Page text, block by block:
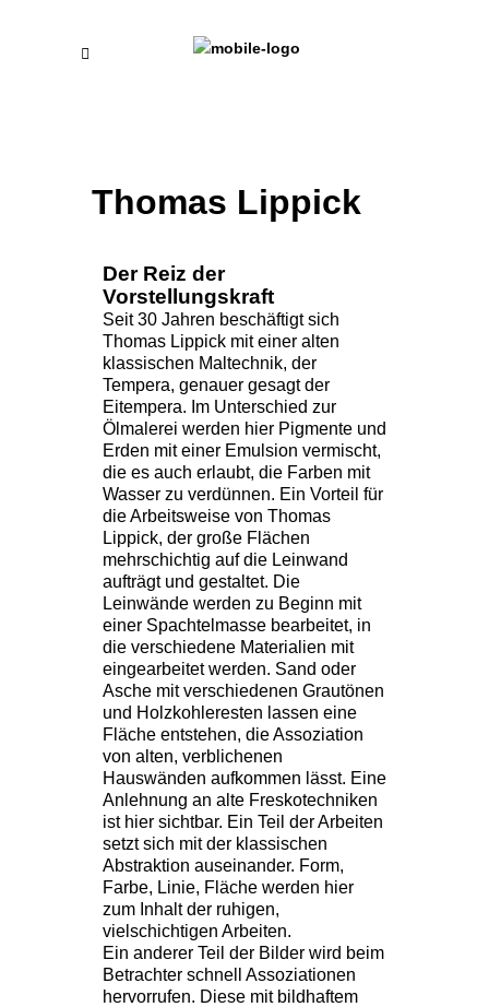
Thomas Lippick
Der Reiz der
Vorstellungskraft
Seit 30 Jahren beschäftigt sich
Thomas Lippick mit einer alten
klassischen Maltechnik, der
Tempera, genauer gesagt der
Eitempera. Im Unterschied zur
Ölmalerei werden hier Pigmente und
Erden mit einer Emulsion vermischt,
die es auch erlaubt, die Farben mit
Wasser zu verdünnen. Ein Vorteil für
die Arbeitsweise von Thomas
Lippick, der große Flächen
mehrschichtig auf die Leinwand
aufträgt und gestaltet. Die
Leinwände werden zu Beginn mit
einer Spachtelmasse bearbeitet, in
die verschiedene Materialien mit
eingearbeitet werden. Sand oder
Asche mit verschiedenen Grautönen
und Holzkohleresten lassen eine
Fläche entstehen, die Assoziation
von alten, verblichenen
Hauswänden aufkommen lässt. Eine
Anlehnung an alte Freskotechniken
ist hier sichtbar. Ein Teil der Arbeiten
setzt sich mit der klassischen
Abstraktion auseinander. Form,
Farbe, Linie, Fläche werden hier
zum Inhalt der ruhigen,
vielschichtigen Arbeiten.
Ein anderer Teil der Bilder wird beim
Betrachter schnell Assoziationen
hervorrufen. Diese mit bildhaftem